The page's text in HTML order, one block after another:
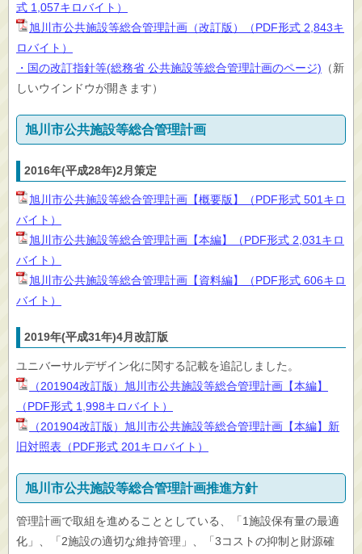
式 1,057キロバイト）
旭川市公共施設等総合管理計画（改訂版）（PDF形式 2,843キ
ロバイト）
・国の改訂指針等(総務省 公共施設等総合管理計画のページ) （新
しいウインドウが開きます）
旭川市公共施設等総合管理計画
2016年(平成28年)2月策定
旭川市公共施設等総合管理計画【概要版】（PDF形式 501キロ
バイト）
旭川市公共施設等総合管理計画【本編】（PDF形式 2,031キロ
バイト）
旭川市公共施設等総合管理計画【資料編】（PDF形式 606キロ
バイト）
2019年(平成31年)4月改訂版
ユニバーサルデザイン化に関する記載を追記しました。
（201904改訂版）旭川市公共施設等総合管理計画【本編】
（PDF形式 1,998キロバイト）
（201904改訂版）旭川市公共施設等総合管理計画【本編】新
旧対照表（PDF形式 201キロバイト）
旭川市公共施設等総合管理計画推進方針
管理計画で取組を進めることとしている、「1施設保有量の最適
化」、「2施設の適切な維持管理」、「3コストの抑制と財源確